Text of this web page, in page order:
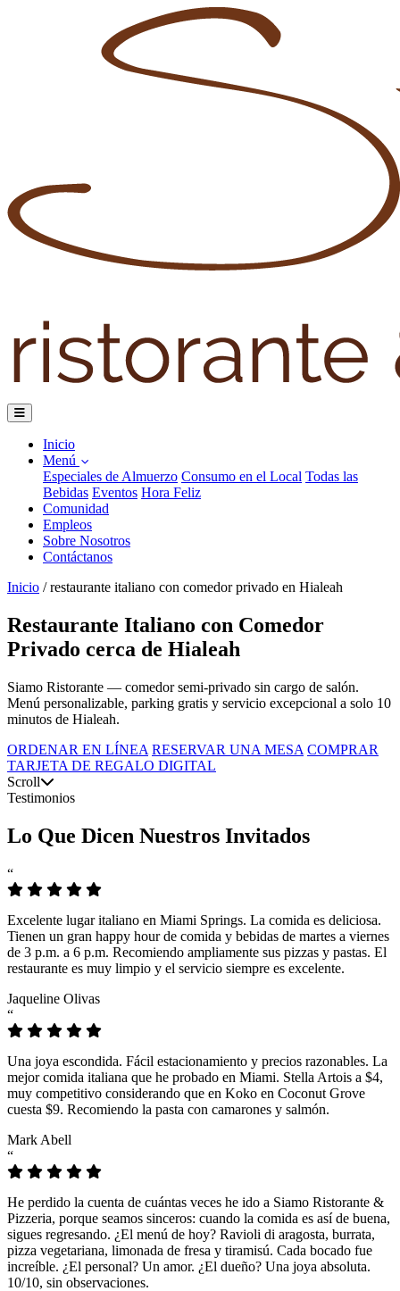
Inicio
Menú
Especiales de Almuerzo Consumo en el Local Todas las
Bebidas Eventos Hora Feliz
Comunidad
Empleos
Sobre Nosotros
Contáctanos
Inicio / restaurante italiano con comedor privado en Hialeah
Restaurante Italiano con Comedor
Privado cerca de Hialeah
Siamo Ristorante — comedor semi-privado sin cargo de salón.
Menú personalizable, parking gratis y servicio excepcional a solo 10
minutos de Hialeah.
ORDENAR EN LÍNEA RESERVAR UNA MESA COMPRAR
TARJETA DE REGALO DIGITAL
Scroll
Testimonios
Lo Que Dicen Nuestros Invitados
“
Excelente lugar italiano en Miami Springs. La comida es deliciosa.
Tienen un gran happy hour de comida y bebidas de martes a viernes
de 3 p.m. a 6 p.m. Recomiendo ampliamente sus pizzas y pastas. El
restaurante es muy limpio y el servicio siempre es excelente.
Jaqueline Olivas
“
Una joya escondida. Fácil estacionamiento y precios razonables. La
mejor comida italiana que he probado en Miami. Stella Artois a $4,
muy competitivo considerando que en Koko en Coconut Grove
cuesta $9. Recomiendo la pasta con camarones y salmón.
Mark Abell
“
He perdido la cuenta de cuántas veces he ido a Siamo Ristorante &
Pizzeria, porque seamos sinceros: cuando la comida es así de buena,
sigues regresando. ¿El menú de hoy? Ravioli di aragosta, burrata,
pizza vegetariana, limonada de fresa y tiramisú. Cada bocado fue
increíble. ¿El personal? Un amor. ¿El dueño? Una joya absoluta.
10/10, sin observaciones.